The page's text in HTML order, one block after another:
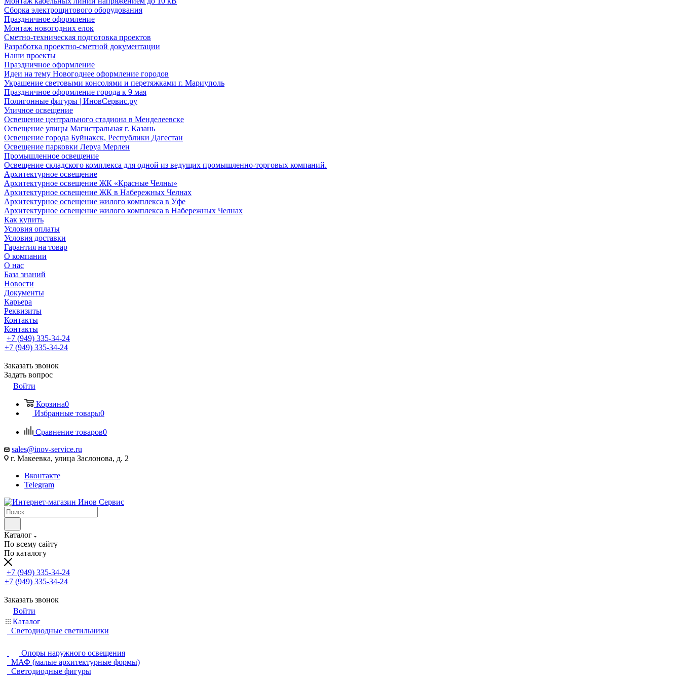
Сборка электрощитового оборудования
Праздничное оформление
Монтаж новогодних елок
Сметно-техническая подготовка проектов
Разработка проектно-сметной документации
Наши проекты
Праздничное оформление
Идеи на тему Новогоднее оформление городов
Украшение световыми консолями и перетяжками г. Мариуполь
Праздничное оформление города к 9 мая
Полигонные фигуры | ИновСервис.ру
Уличное освещение
Освещение центрального стадиона в Менделеевске
Освещение улицы Магистральная г. Казань
Освещение города Буйнакск, Республики Дагестан
Освещение парковки Леруа Мерлен
Промышленное освещение
Освещение складского комплекса для одной из ведущих промышленно-торговых компаний.
Архитектурное освещение
Архитектурное освещение ЖК «Красные Челны»
Архитектурное освещение ЖК в Набережных Челнах
Архитектурное освещение жилого комплекса в Уфе
Архитектурное освещение жилого комплекса в Набережных Челнах
Как купить
Условия оплаты
Условия доставки
Гарантия на товар
О компании
О нас
База знаний
Новости
Документы
Карьера
Реквизиты
Контакты
Контакты
+7 (949) 335-34-24
+7 (949) 335-34-24
Заказать звонок
Задать вопрос
Войти
Корзина0
Избранные товары0
Сравнение товаров0
sales@inov-service.ru
г. Макеевка, улица Заслонова, д. 2
Вконтакте
Telegram
Каталог
По всему сайту
По каталогу
+7 (949) 335-34-24
+7 (949) 335-34-24
Заказать звонок
Войти
Каталог
Светодиодные светильники
Опоры наружного освещения
МАФ (малые архитектурные формы)
Светодиодные фигуры